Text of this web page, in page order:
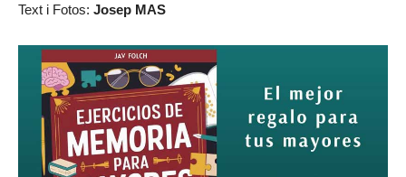
Text i Fotos: Josep MAS